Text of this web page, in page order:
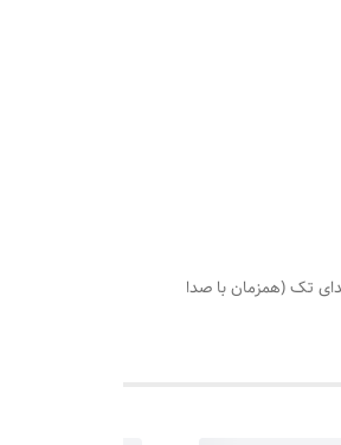
تا جایی کم کنید که صدای تک (همزمان با صدا